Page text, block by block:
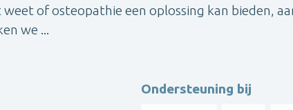
of osteopathie een oplossing kan bieden,
we ...
Ondersteuning bij